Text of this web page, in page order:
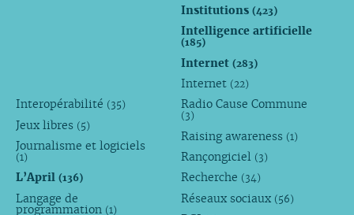
Institutions(423)
Intelligence artificielle
(185)
Internet(283)
Internet (22)
Interopérabilité (35)
Jeux libres (5)
Journalisme et logiciels
(1)
L’April (136)
Langage de
programmation (1)
Radio Cause Commune
(3)
Raising awareness (1)
Rançongiciel (3)
Recherche (34)
Réseaux sociaux (56)